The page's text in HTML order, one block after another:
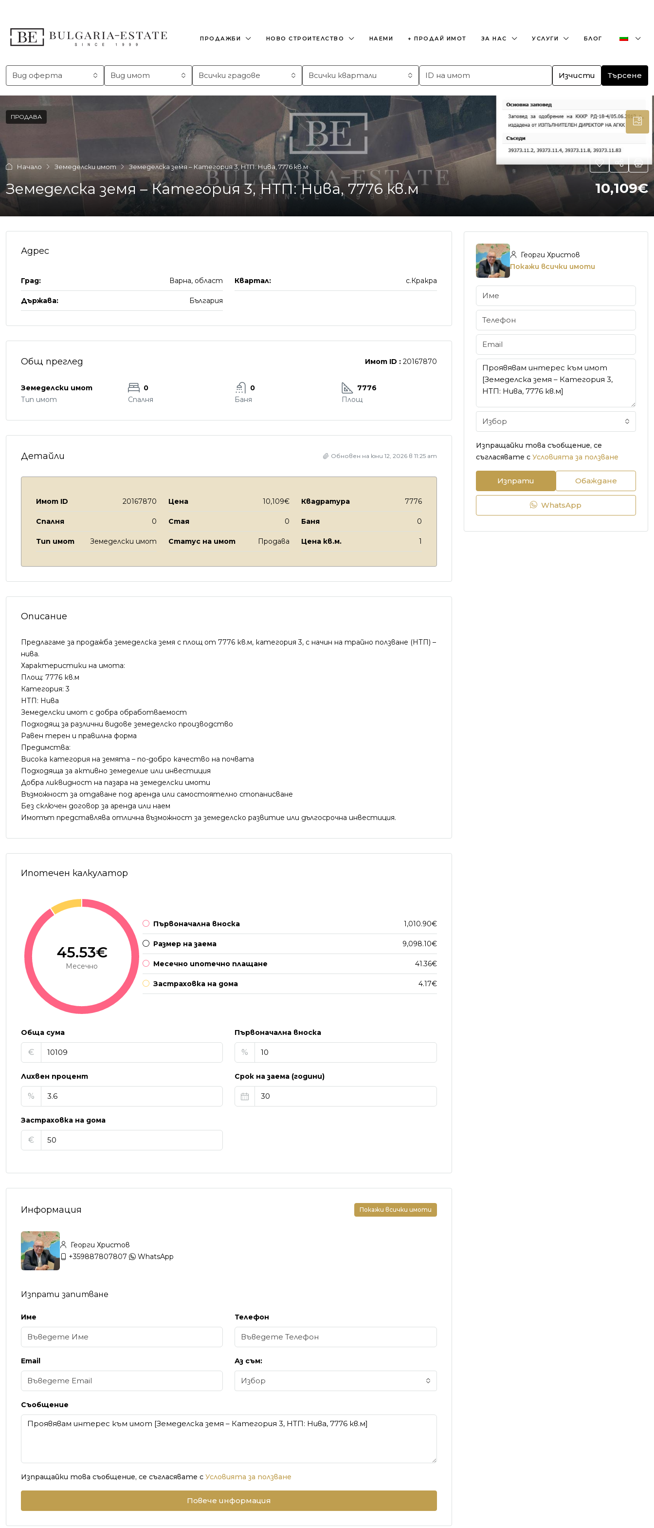
ПРОДАЖБИ НОВО СТРОИТЕЛСТВО НАЕМИ + ПРОДАЙ ИМОТ ЗА НАС УСЛУГИ БЛОГ
Вид оферта Вид имот Всички градове Всички квартали Изчисти Търсене
ПРОДАВА
Начало Земеделски имот Земеделска земя – Категория 3, НТП: Нива, 7776 кв.м
Земеделска земя – Категория 3, НТП: Нива, 7776 кв.м 10,109€
Адрес
Град: Варна, област Квартал: с.Кракра
Държава: България
Общ преглед Имот ID :20167870
Земеделски имот
Тип имот
0
Спалня
0
Баня
7776
Площ
Детайли Обновен на юни 12, 2026 в 11:25 am
Имот ID 20167870 Цена 10,109€ Квадратура 7776
Спалня 0 Стая 0 Баня 0
Тип имот Земеделски имот Статус на имот Продава Цена кв.м. 1
Описание
Предлагаме за продажба земеделска земя с площ от 7776 кв.м, категория 3, с начин на трайно ползване (НТП) –
нива.
Характеристики на имота:
Площ: 7776 кв.м
Категория: 3
НТП: Нива
Земеделски имот с добра обработваемост
Подходящ за различни видове земеделско производство
Равен терен и правилна форма
Предимства:
Висока категория на земята – по-добро качество на почвата
Подходяща за активно земеделие или инвестиция
Добра ликвидност на пазара на земеделски имоти
Възможност за отдаване под аренда или самостоятелно стопанисване
Без сключен договор за аренда или наем
Имотът представлява отлична възможност за земеделско развитие или дългосрочна инвестиция.
Ипотечен калкулатор
45.53€
Месечно
Първоначална вноска 1,010.90€
Размер на заема 9,098.10€
Месечно ипотечно плащане 41.36€
Застраховка на дома 4.17€
Обща сума
€
Първоначална вноска
%
Лихвен процент
%
Срок на заема (години)
Застраховка на дома
€
Информация Покажи всички имоти
Георги Христов
+359887807807
WhatsApp
Изпрати запитване
Име Телефон
Email Аз съм:
Избор
Съобщение
Изпращайки това съобщение, се съгласявате с Условията за ползване
Повече информация
Георги Христов
Покажи всички имоти
Избор
Изпращайки това съобщение, се
съгласявате с Условията за ползване
Изпрати Обаждане
WhatsApp